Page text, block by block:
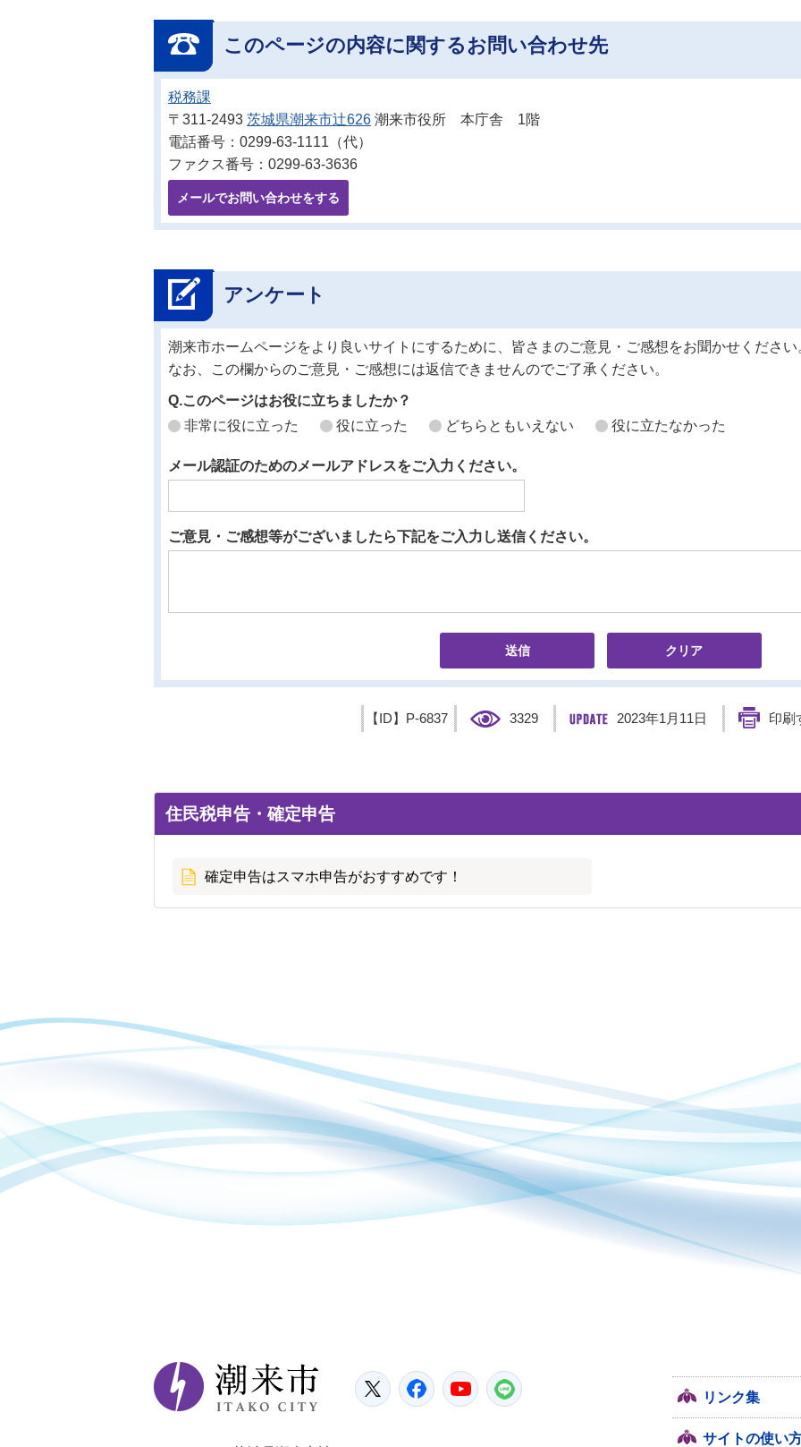
このページの内容に関するお問い合わせ先
税務課
〒311-2493 茨城県潮来市辻626 潮来市役所 本庁舎 1階
電話番号：0299-63-1111（代）
ファクス番号：0299-63-3636
メールでお問い合わせをする
アンケート
潮来市ホームページをより良いサイトにするために、皆さまのご意見・ご感想をお聞かせください
なお、この欄からのご意見・ご感想には返信できませんのでご了承ください。
Q.このページはお役に立ちましたか？
非常に役に立った
役に立った どちらともいえない 役に立たなかった
メール認証のためのメールアドレスをご入力ください。
ご意見・ご感想等がございましたら下記をご入力し送信ください。
【ID】 P-6837 3329 2023年1月11日 印刷
住民税申告・確定申告
確定申告はスマホ申告がおすすめです！
潮来市
Twitter FacebookYouTube
リンク集
サイトの使い